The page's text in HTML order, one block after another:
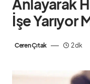
Anlayarak
İşe Yarıyor
Ceren Çıtak 2 dk